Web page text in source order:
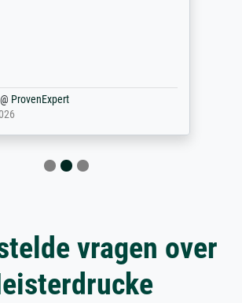
ProvenExpert
vragen over